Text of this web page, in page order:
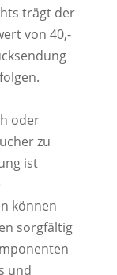
trägt der
von 40,-
oder
zu
ist
können
sorgfältig
und